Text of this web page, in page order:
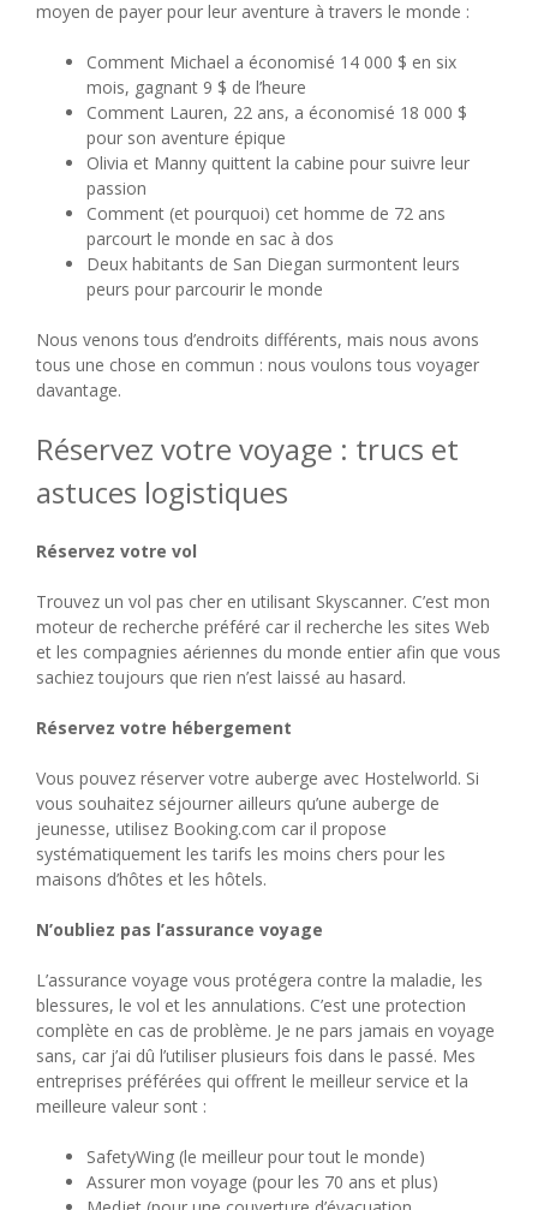
moyen de payer pour leur aventure à travers le monde :
Comment Michael a économisé 14 000 $ en six
mois, gagnant 9 $ de l’heure
Comment Lauren, 22 ans, a économisé 18 000 $
pour son aventure épique
Olivia et Manny quittent la cabine pour suivre leur
passion
Comment (et pourquoi) cet homme de 72 ans
parcourt le monde en sac à dos
Deux habitants de San Diegan surmontent leurs
peurs pour parcourir le monde
Nous venons tous d’endroits différents, mais nous avons
tous une chose en commun : nous voulons tous voyager
davantage.
Réservez votre voyage : trucs et
astuces logistiques
Réservez votre vol
Trouvez un vol pas cher en utilisant Skyscanner. C’est mon
moteur de recherche préféré car il recherche les sites Web
et les compagnies aériennes du monde entier afin que vous
sachiez toujours que rien n’est laissé au hasard.
Réservez votre hébergement
Vous pouvez réserver votre auberge avec Hostelworld. Si
vous souhaitez séjourner ailleurs qu’une auberge de
jeunesse, utilisez Booking.com car il propose
systématiquement les tarifs les moins chers pour les
maisons d’hôtes et les hôtels.
N’oubliez pas l’assurance voyage
L’assurance voyage vous protégera contre la maladie, les
blessures, le vol et les annulations. C’est une protection
complète en cas de problème. Je ne pars jamais en voyage
sans, car j’ai dû l’utiliser plusieurs fois dans le passé. Mes
entreprises préférées qui offrent le meilleur service et la
meilleure valeur sont :
SafetyWing (le meilleur pour tout le monde)
Assurer mon voyage (pour les 70 ans et plus)